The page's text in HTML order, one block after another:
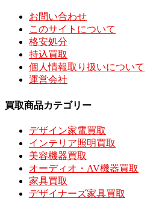
お問い合わせ
このサイトについて
格安処分
持込買取
個人情報取り扱いについて
運営会社
買取商品カテゴリー
デザイン家電買取
インテリア照明買取
美容機器買取
オーディオ・AV機器買取
家具買取
デザイナーズ家具買取